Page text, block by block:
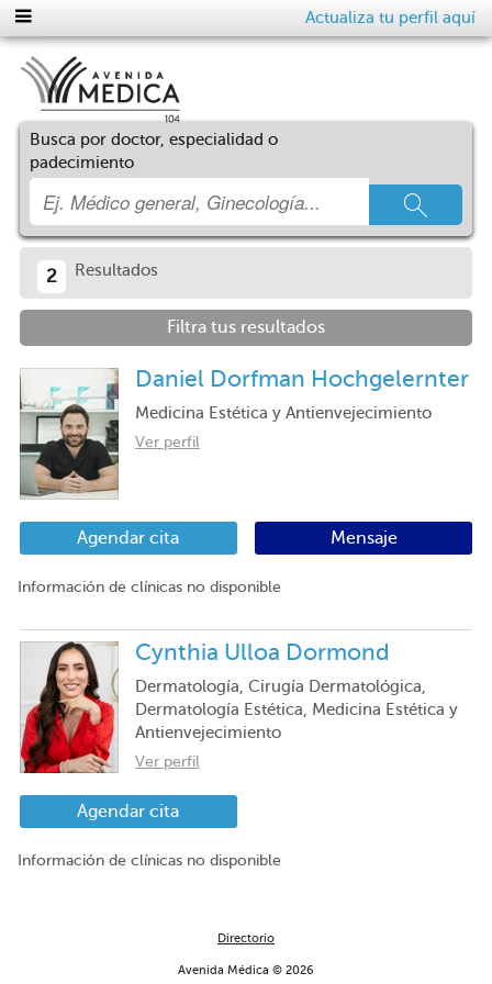
Actualiza tu perfil aquí
Busca por doctor, especialidad o
padecimiento
2 Resultados
Filtra tus resultados
Daniel Dorfman Hochgelernter
Medicina Estética y Antienvejecimiento
Ver perfil
Agendar cita Mensaje
Información de clínicas no disponible
Cynthia Ulloa Dormond
Dermatología, Cirugía Dermatológica,
Dermatología Estética, Medicina Estética y
Antienvejecimiento
Ver perfil
Agendar cita
Información de clínicas no disponible
Directorio
Avenida Médica © 2026